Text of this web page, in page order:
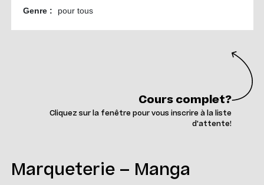
Cours complet?
Cliquez sur la fenêtre pour vous inscrire à la liste
d'attente!
Marqueterie – Manga